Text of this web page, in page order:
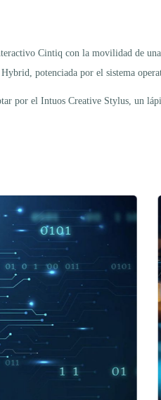
Cintiq con la movilidad de
potenciada por el sistema
por el Intuos Creative Stylus, un